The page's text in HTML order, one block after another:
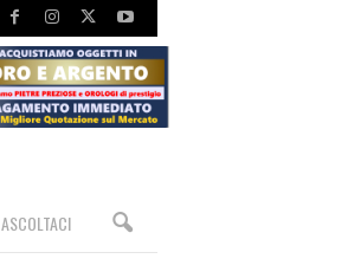
ASCOLTACI